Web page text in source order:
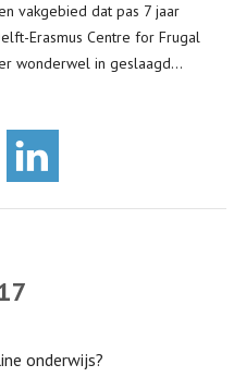
vakgebied dat pas 7 jaar
Erasmus Centre for Frugal
wonderwel in geslaagd…
onderwijs?